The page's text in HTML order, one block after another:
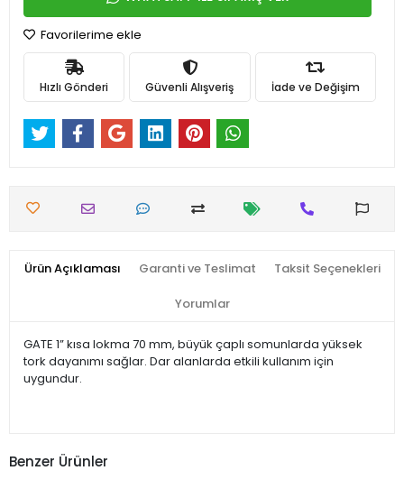
Favorilerime ekle
Hızlı Gönderi Güvenli Alışveriş İade ve Değişim
Ürün Açıklaması Garanti ve Teslimat Taksit Seçenekleri
Yorumlar
GATE 1” kısa lokma 70 mm, büyük çaplı somunlarda yüksek
tork dayanımı sağlar. Dar alanlarda etkili kullanım için
uygundur.
Benzer Ürünler